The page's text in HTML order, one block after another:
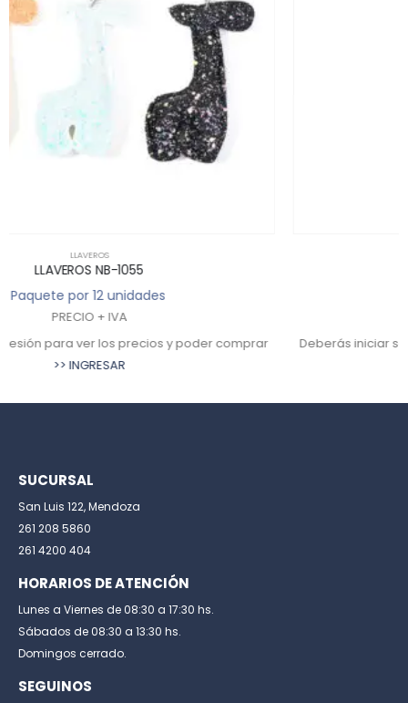
Paquete por 12 unidades
Deberás iniciar sesión para ver los precios y poder comprar
SUCURSAL
San Luis 122, Mendoza
261 208 5860
261 4200 404
HORARIOS DE ATENCIÓN
Lunes a Viernes de 08:30 a 17:30 hs.
Sábados de 08:30 a 13:30 hs.
Domingos cerrado.
SEGUINOS